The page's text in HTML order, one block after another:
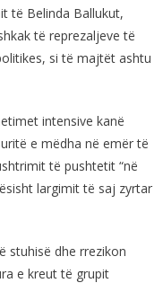
të Belinda Ballukut,
të reprezaljeve të
si të majtët ashtu
intensive kanë
e mëdha në emër të
të pushtetit “në
largimit të saj zyrtar
stuhisë dhe rrezikon
e kreut të grupit